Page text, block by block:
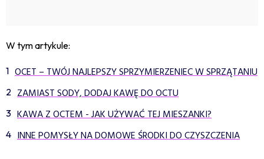
W tym artykule:
OCET – TWÓJ NAJLEPSZY SPRZYMIERZENIEC W SPRZĄTANIU
ZAMIAST SODY, DODAJ KAWĘ DO OCTU
KAWA Z OCTEM - JAK UŻYWAĆ TEJ MIESZANKI?
INNE POMYSŁY NA DOMOWE ŚRODKI DO CZYSZCZENIA